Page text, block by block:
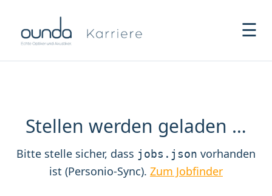
☰
Stellen werden geladen …
Bitte stelle sicher, dass jobs.json vorhanden
ist (Personio-Sync). Zum Jobfinder